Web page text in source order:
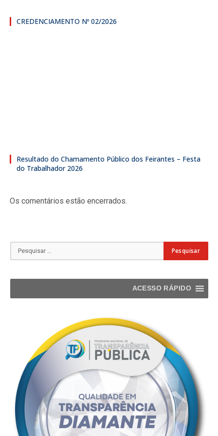
CREDENCIAMENTO Nº 02/2026
Resultado do Chamamento Público dos Feirantes – Festa
do Trabalhador 2026
Os comentários estão encerrados.
ACESSO RÁPIDO